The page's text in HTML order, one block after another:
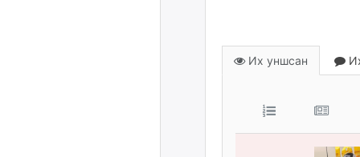
Их уншсан